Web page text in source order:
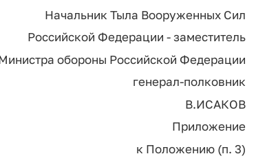
Начальник Тыла Вооруженных Сил
Российской Федерации - заместитель
обороны Российской Федерации
генерал-полковник
В.ИСАКОВ
Приложение
к Положению (п. 3)